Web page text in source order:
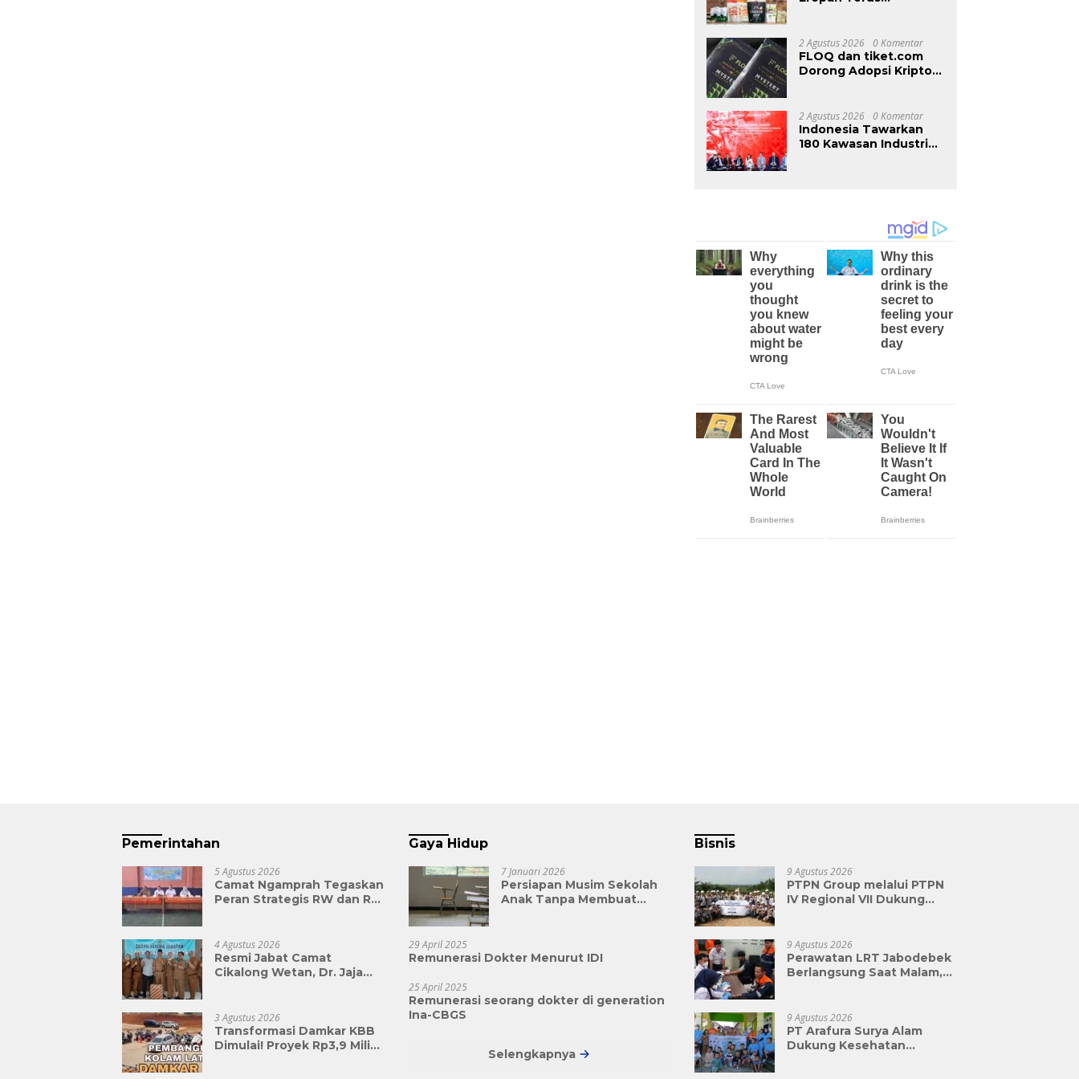
Melalui MIFB 2026 dan
Majlis Makan Malam
B2B
2 Agustus 2026 0 Komentar
FLOQ dan tiket.com
Dorong Adopsi Kripto
2 Agustus 2026 0 Komentar
Indonesia Tawarkan
180 Kawasan Industri
Pemerintahan
5 Agustus 2026
Camat Ngamprah Tegaskan
Peran Strategis RW dan RT,
Pengabdian
4 Agustus 2026
Resmi Jabat Camat
Cikalong Wetan, Dr. Jaja
Bandung Barat yang Lebih
Maju
3 Agustus 2026
Transformasi Damkar KBB
Dimulai! Proyek Rp3,9 Miliar
Gaya Hidup
7 Januari 2026
Persiapan Musim Sekolah
Anak Tanpa Membuat
29 April 2025
Remunerasi Dokter Menurut IDI
25 April 2025
Remunerasi seorang dokter di generation
Ina-CBGS
Selengkapnya
Bisnis
9 Agustus 2026
PTPN Group melalui PTPN
IV Regional VII Dukung
Lewat Pelatihan Avenza
Maps di Way Kanan
9 Agustus 2026
Perawatan LRT Jabodebek
Berlangsung Saat Malam,
9 Agustus 2026
PT Arafura Surya Alam
Dukung Kesehatan